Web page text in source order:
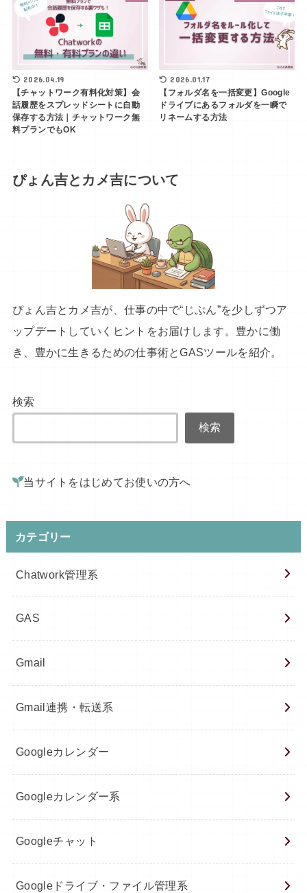
2026.04.19
【チャットワーク有料化対策】会
話履歴をスプレッドシートに自動
保存する方法｜チャットワーク無
料プランでもOK
2026.01.17
【フォルダ名を一括変更】Google
ドライブにあるフォルダを一瞬で
リネームする方法
ぴょん吉とカメ吉について
ぴょん吉とカメ吉が、仕事の中で“じぶん”を少しずつア
ップデートしていくヒントをお届けします。豊かに働
き、豊かに生きるための仕事術とGASツールを紹介。
検索
検索
当サイトをはじめてお使いの方へ
カテゴリー
Chatwork管理系
GAS
Gmail
Gmail連携・転送系
Googleカレンダー
Googleカレンダー系
Googleチャット
Googleドライブ・ファイル管理系